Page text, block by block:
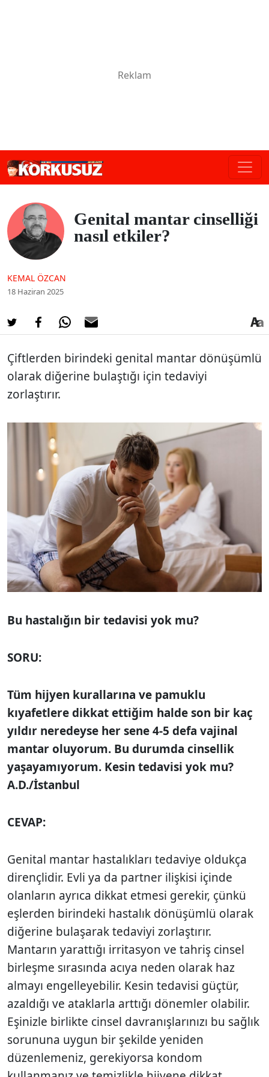
Genital mantar cinselliği
nasıl etkiler?
KEMAL ÖZCAN
18 Haziran 2025
Çiftlerden birindeki genital mantar dönüşümlü
olarak diğerine bulaştığı için tedaviyi
zorlaştırır.
Bu hastalığın bir tedavisi yok mu?
SORU:
Tüm hijyen kurallarına ve pamuklu
kıyafetlere dikkat ettiğim halde son bir kaç
yıldır neredeyse her sene 4-5 defa vajinal
mantar oluyorum. Bu durumda cinsellik
yaşayamıyorum. Kesin tedavisi yok mu?
A.D./İstanbul
CEVAP:
Genital mantar hastalıkları tedaviye oldukça
dirençlidir. Evli ya da partner ilişkisi içinde
olanların ayrıca dikkat etmesi gerekir, çünkü
eşlerden birindeki hastalık dönüşümlü olarak
diğerine bulaşarak tedaviyi zorlaştırır.
Mantarın yarattığı irritasyon ve tahriş cinsel
birleşme sırasında acıya neden olarak haz
almayı engelleyebilir. Kesin tedavisi güçtür,
azaldığı ve ataklarla arttığı dönemler olabilir.
Eşinizle birlikte cinsel davranışlarınızı bu sağlık
sorununa uygun bir şekilde yeniden
düzenlemeniz, gerekiyorsa kondom